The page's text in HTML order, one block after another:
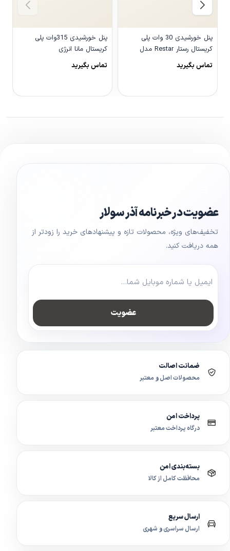
پنل خورشیدی 30 وات پلی
کریستال رستار Restar مدل
RTM030-P
تماس بگیرید
پنل خورشیدی 315وات پلی
کریستال مانا انرژی
تماس بگیرید
عضویت در خبرنامه آذر سولار
تخفیف‌های ویژه، محصولات تازه و پیشنهادهای خرید را زودتر از
همه دریافت کنید.
عضویت
ضمانت اصالت
محصولات اصل و معتبر
پرداخت امن
درگاه پرداخت معتبر
بسته‌بندی امن
محافظت کامل از کالا
ارسال سریع
ارسال سراسری و شهری